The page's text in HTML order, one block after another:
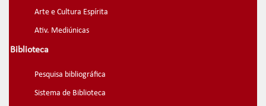
Arte e Cultura Espírita
Ativ. Mediúnicas
Biblioteca
Pesquisa bibliográfica
Sistema de Biblioteca